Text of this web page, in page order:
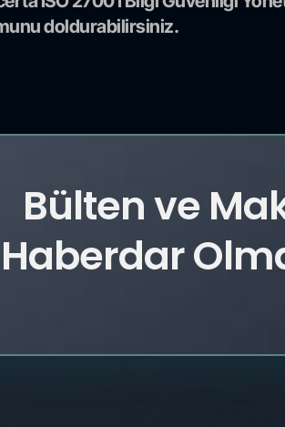
doldurabilirsiniz.
Bülten ve
Haberdar